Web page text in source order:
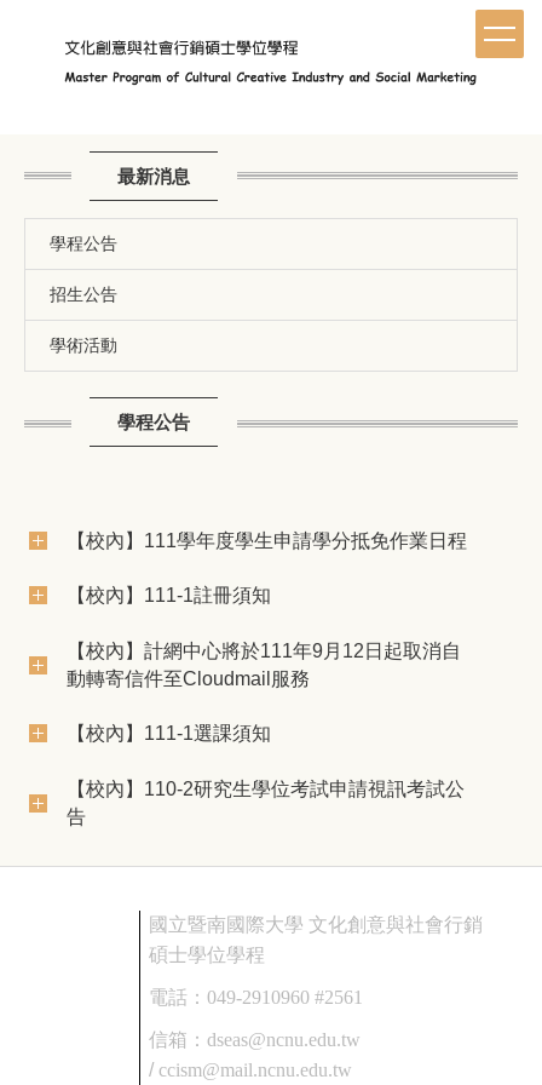
區
最新消息
學程公告
招生公告
學術活動
學程公告
【校內】111學年度學生申請學分抵免作業日程
【校內】111-1註冊須知
【校內】計網中心將於111年9月12日起取消自
動轉寄信件至Cloudmail服務
【校內】111-1選課須知
【校內】110-2研究生學位考試申請視訊考試公
告
國立暨南國際大學 文化創意與社會行銷
碩士學位學程
電話： 049-2910960 #2561
信箱： dseas@ncnu.edu.tw
/ ccism@mail.ncnu.edu.tw